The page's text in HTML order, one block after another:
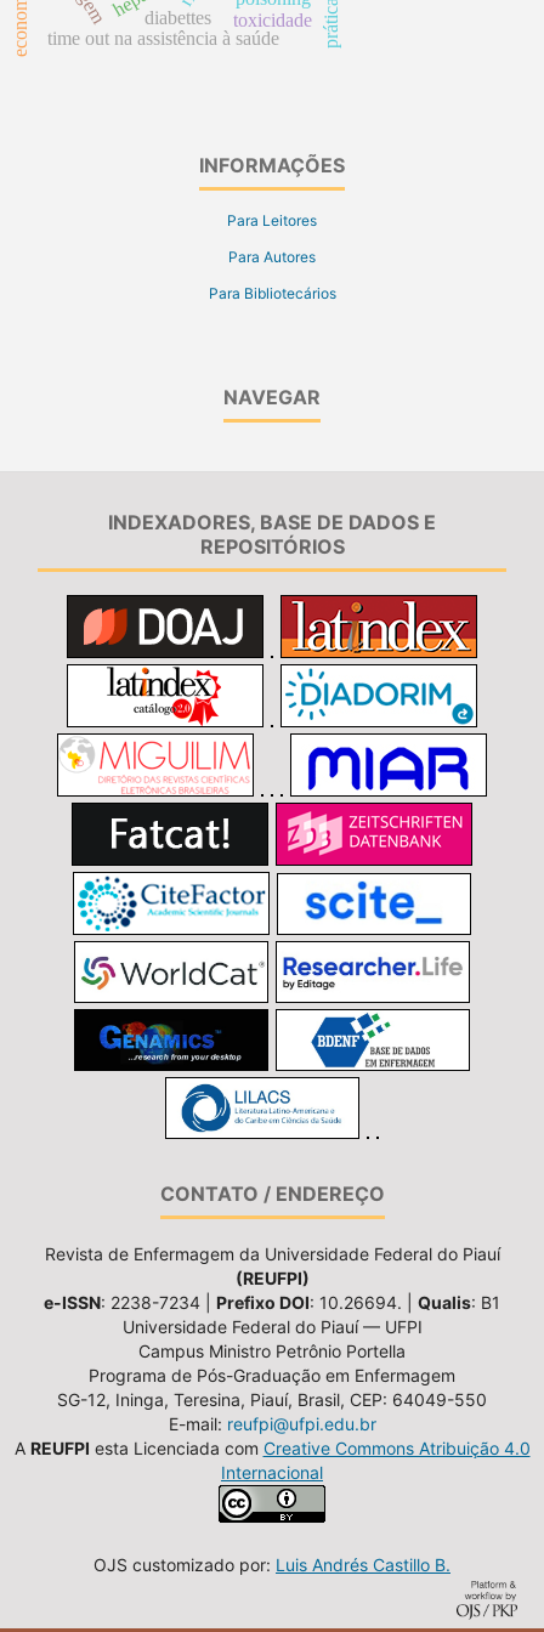
time out na assistência à saúde
economia diabettes toxicidade
INFORMAÇÕES
Para Leitores
Para Autores
Para Bibliotecários
NAVEGAR
INDEXADORES, BASE DE DADOS E
REPOSITÓRIOS
CONTATO / ENDEREÇO
Revista de Enfermagem da Universidade Federal do Piauí
(REUFPI)
e-ISSN: 2238-7234 | Prefixo DOI: 10.26694. | Qualis: B1
Universidade Federal do Piauí — UFPI
Campus Ministro Petrônio Portella
Programa de Pós-Graduação em Enfermagem
SG-12, Ininga, Teresina, Piauí, Brasil, CEP: 64049-550
E-mail: reufpi@ufpi.edu.br
A REUFPI esta Licenciada com Creative Commons Atribuição 4.0
Internacional
OJS customizado por: Luis Andrés Castillo B.